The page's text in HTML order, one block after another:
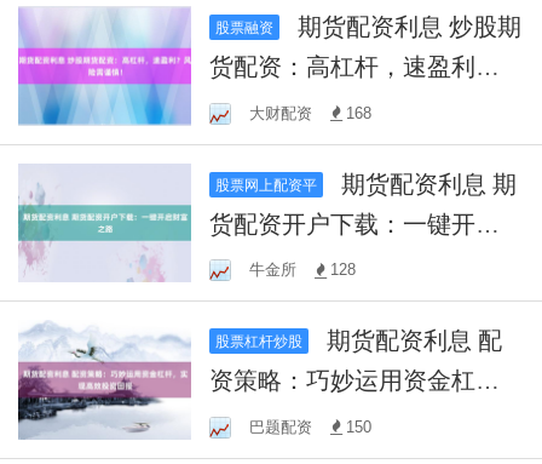
股票融资
期货配资利息 炒股期
货配资：高杠杆，速盈利？
风险需谨慎！
大财配资 168
股票网上配资平
期货配资利息 期
货配资开户下载：一键开启
财富之路
牛金所 128
股票杠杆炒股
期货配资利息 配
资策略：巧妙运用资金杠
杆，实现高效投资回报
巴题配资 150